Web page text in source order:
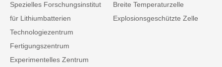
Spezielles Forschungsinstitut
für Lithiumbatterien
Technologiezentrum
Fertigungszentrum
Experimentelles Zentrum
Breite Temperaturzelle
Explosionsgeschützte Zelle